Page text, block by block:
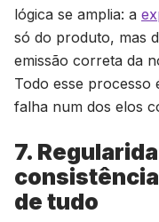
lógica se amplia: a
só do produto, mas
emissão correta da
Todo esse processo
falha num dos elos
7.
de tudo